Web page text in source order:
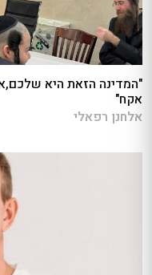
"המדינה הזאת היא
אקח"
אלחנן רפאלי